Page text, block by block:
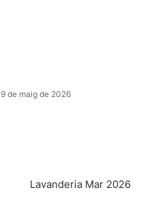
9 de maig de 2026